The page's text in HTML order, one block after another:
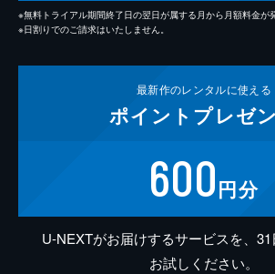
※無料トライアル期間終了日の翌日が属する月から月額料金が
※日割りでのご請求はいたしません。
最新作のレンタルに使える
ポイント プレゼ
600円分
U-NEXTがお届けするサービスを、
お試しください。